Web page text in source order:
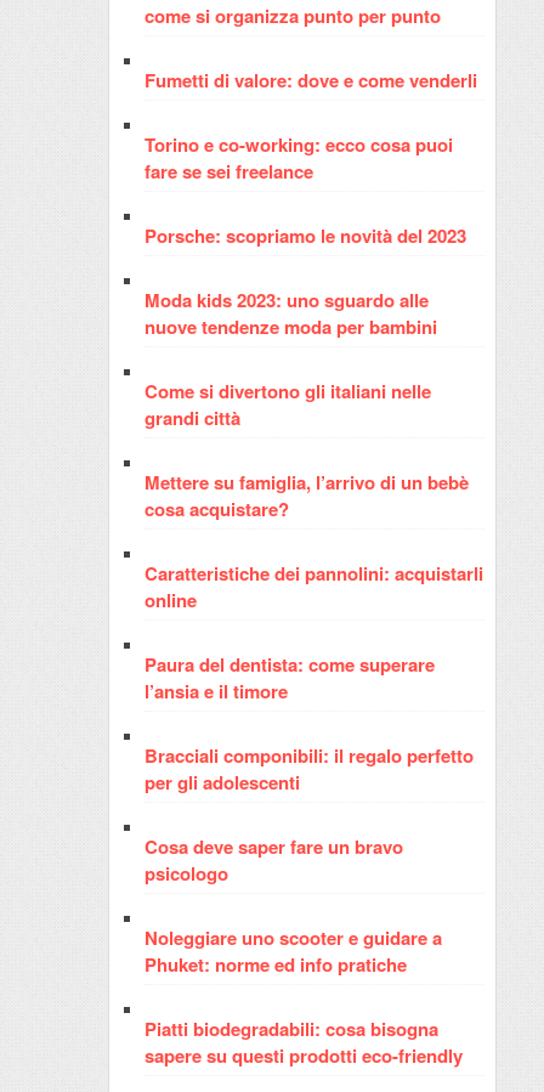
come si organizza punto per punto
Fumetti di valore: dove e come venderli
Torino e co-working: ecco cosa puoi
fare se sei freelance
Porsche: scopriamo le novità del 2023
Moda kids 2023: uno sguardo alle
nuove tendenze moda per bambini
Come si divertono gli italiani nelle
grandi città
Mettere su famiglia, l’arrivo di un bebè
cosa acquistare?
Caratteristiche dei pannolini: acquistarli
online
Paura del dentista: come superare
l’ansia e il timore
Bracciali componibili: il regalo perfetto
per gli adolescenti
Cosa deve saper fare un bravo
psicologo
Noleggiare uno scooter e guidare a
Phuket: norme ed info pratiche
Piatti biodegradabili: cosa bisogna
sapere su questi prodotti eco-friendly